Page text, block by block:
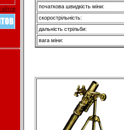
початкова швидкість міни:
скорострільність:
дальність стрільби:
вага міни: